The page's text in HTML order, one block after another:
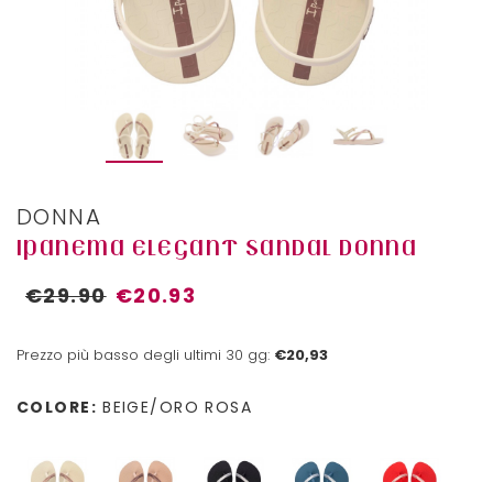
DONNA
IPANEMA ELEGANT SANDAL DONNA
€29.90 €20.93
Prezzo più basso degli ultimi 30 gg: €20,93
COLORE: BEIGE/ORO ROSA